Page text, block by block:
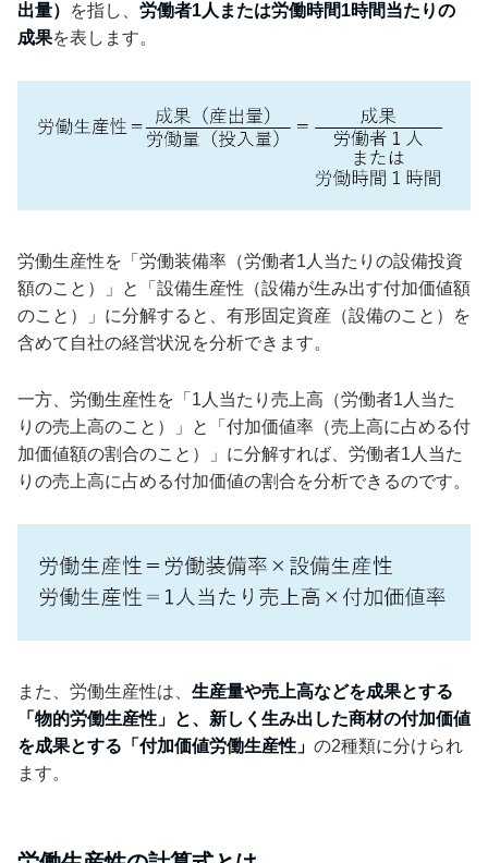
出量）
を指し、 労働者1人または労働時間1時間当たりの
成果を表します。
労働生産性を「労働装備率（労働者1人当たりの設備投資
額のこと）」と「設備生産性（設備が生み出す付加価値額
のこと）」に分解すると、有形固定資産（設備のこと）を
含めて自社の経営状況を分析できます。
一方、労働生産性を「1人当たり売上高（労働者1人当た
りの売上高のこと）」と「付加価値率（売上高に占める付
加価値額の割合のこと）」に分解すれば、労働者1人当た
りの売上高に占める付加価値の割合を分析できるのです。
また、労働生産性は、 生産量や売上高などを成果とする
「物的労働生産性」と、新しく生み出した商材の付加価値
を成果とする「付加価値労働生産性」 の2種類に分けられ
ます。